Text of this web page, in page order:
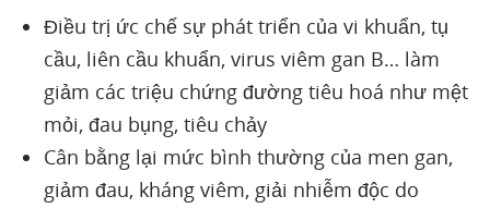
Điều trị ức chế sự phát triển của vi khuẩn, tụ
cầu, liên cầu khuẩn, virus viêm gan B… làm
giảm các triệu chứng đường tiêu hoá như mệt
mỏi, đau bụng, tiêu chảy
Cân bằng lại mức bình thường của men gan,
giảm đau, kháng viêm, giải nhiễm độc do